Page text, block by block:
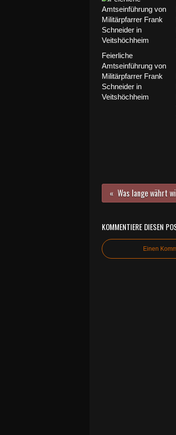
Feierliche
Amtseinführung von
Militärpfarrer Frank
Schneider in
Veitshöchheim
KOMMENTIERE DIESEN
Einen